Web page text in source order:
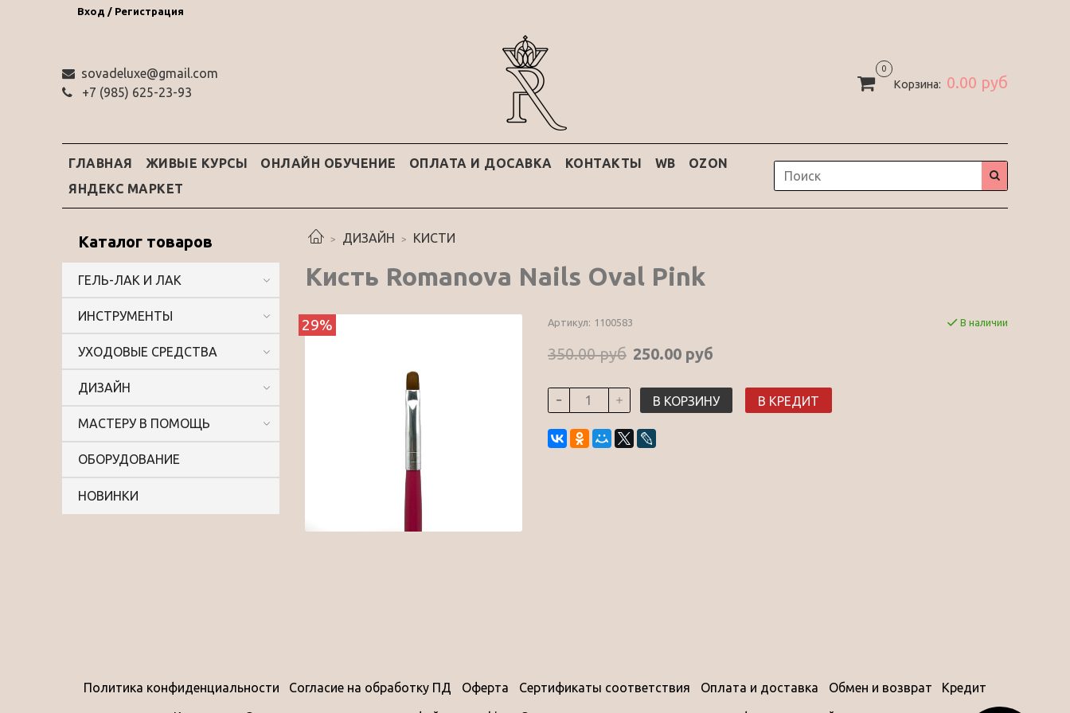
Вход / Регистрация
sovadeluxe@gmail.com
‭+7 (985) 625-23-93‬
0
Корзина: 0.00 руб
ГЛАВНАЯ ЖИВЫЕ КУРСЫ ОНЛАЙН ОБУЧЕНИЕ ОПЛАТА И ДОСАВКА КОНТАКТЫ WB
OZON
ЯНДЕКС МАРКЕТ
ДИЗАЙН КИСТИ
Кисть Romanova Nails Oval Pink
29% Артикул: 1100583 В наличии
350.00 руб 250.00 руб
В КОРЗИНУ В КРЕДИТ
Каталог товаров
ГЕЛЬ-ЛАК И ЛАК
ИНСТРУМЕНТЫ
УХОДОВЫЕ СРЕДСТВА
ДИЗАЙН
МАСТЕРУ В ПОМОЩЬ
ОБОРУДОВАНИЕ
НОВИНКИ
Политика конфиденциальности Согласие на обработку ПД Оферта Сертификаты соответствия Оплата и доставка Обмен и возврат Кредит